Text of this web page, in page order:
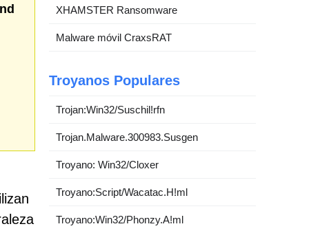
XHAMSTER Ransomware
Malware móvil CraxsRAT
Troyanos Populares
Trojan:Win32/Suschil!rfn
Trojan.Malware.300983.Susgen
Troyano: Win32/Cloxer
Troyano:Script/Wacatac.H!ml
Troyano:Win32/Phonzy.A!ml